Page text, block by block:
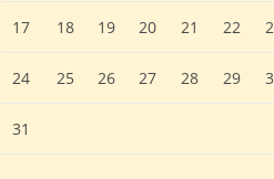
17 18 19 20 21 22
24 25 26 27 28 29
31